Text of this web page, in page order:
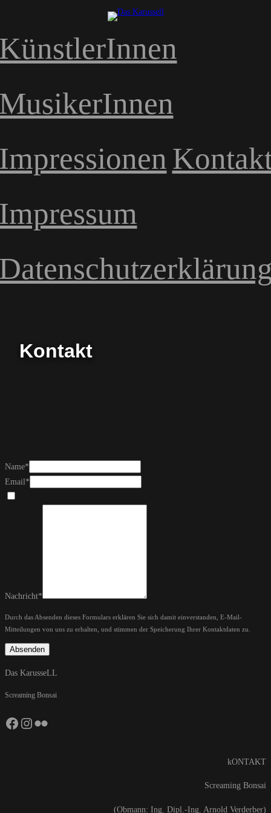
Kontakt
Name*
Email*
Nachricht*
Durch das Absenden dieses Formulars erklären Sie sich damit einverstanden, E-Mail-
Mitteilungen von uns zu erhalten, und stimmen der Speicherung Ihrer Kontaktdaten zu.
Absenden
Das KarusseLL
Screaming Bonsai
Facebook Instagram Flickr
kONTAKT
Screaming Bonsai
(Obmann: Ing. Dipl.-Ing. Arnold Verderber)